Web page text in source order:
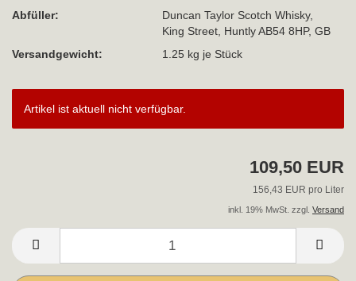
Abfüller:
Duncan Taylor Scotch Whisky,
King Street, Huntly AB54 8HP, GB
Versandgewicht:
1.25 kg je Stück
Artikel ist aktuell nicht verfügbar.
109,50 EUR
156,43 EUR pro Liter
inkl. 19% MwSt. zzgl. Versand